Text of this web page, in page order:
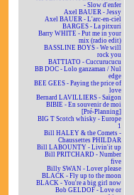
- Slow d'enfer
Axel BAUER - Jessy
Axel BAUER - L'arc-en-ciel
BARGES - La pitxuri
Barry WHITE - Put me in your
mix (radio edit)
BASSLINE BOYS - We will
rock you
BATTIATO - Cuccurucucu
BB DOC - Lolo ganzaman / Nul
edge
BEE GEES - Paying the price of
love
Bernard LAVILLIERS - Saïgon
BIBIE - En souvenir de moi
[Pré-Planning]
BIG T Scotch whisky - Europe
1
Bill HALEY & the Comets -
Chaussettes PHILDAR
Bill LABOUNTY - Livin'it up
Bill PRITCHARD - Number
five
Billy SWAN - Lover please
BLACK - Fly up to the moon
BLACK - You're a big girl now
Bob GELDOF - Love or